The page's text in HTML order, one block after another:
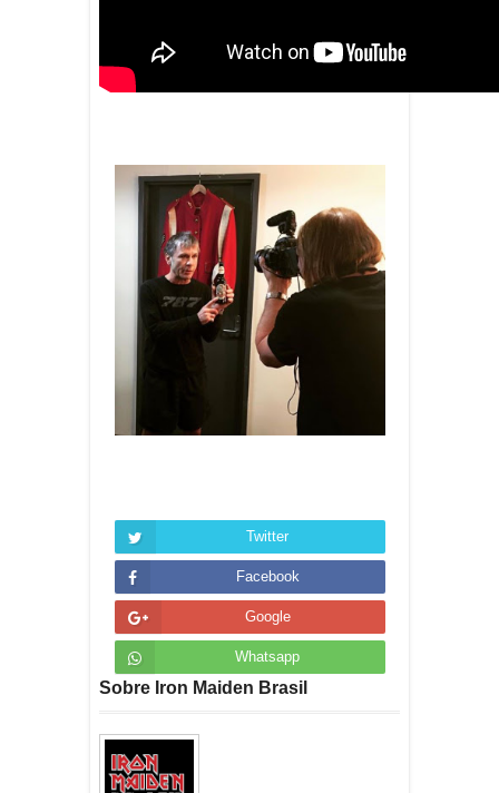
Twitter
Facebook
Google
Whatsapp
Sobre Iron Maiden Brasil